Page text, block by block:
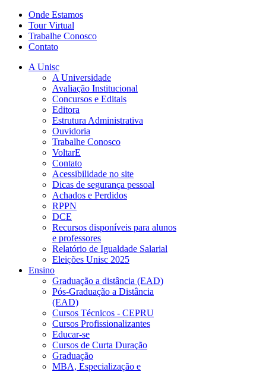
Onde Estamos
Tour Virtual
Trabalhe Conosco
Contato
A Unisc
A Universidade
Avaliação Institucional
Concursos e Editais
Editora
Estrutura Administrativa
Ouvidoria
Trabalhe Conosco
VoltarE
Contato
Acessibilidade no site
Dicas de segurança pessoal
Achados e Perdidos
RPPN
DCE
Recursos disponíveis para alunos
e professores
Relatório de Igualdade Salarial
Eleições Unisc 2025
Ensino
Graduação a distância (EAD)
Pós-Graduação a Distância
(EAD)
Cursos Técnicos - CEPRU
Cursos Profissionalizantes
Educar-se
Cursos de Curta Duração
Graduação
MBA, Especialização e